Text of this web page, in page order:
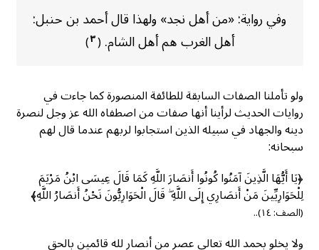
وفي رواية: «من أهل نجد» ولهذا قال أحمد بن حنبل:
أهل الغرب هم أهل الشام.(٣)
ولو تأملنا الصفات السابقة للطائفة المنصورة كما جاءت في
روايات الحديث لرأينا أنها صفات من اصطفاه الله عز وجل لنصرة
دينه والجهاد في سبيله الذين استجابوا لربهم عندما قال لهم
سبحانه:
﴿يَا أَيُّهَا الَّذِينَ آمَنُوا كُونُوا أَنصَارَ اللَّهِ كَمَا قَالَ عِيسَى ابْنُ مَرْيَمَ
لِلْحَوَارِيِّينَ مَنْ أَنصَارِي إِلَى اللَّهِ ۖ قَالَ الْحَوَارِيُّونَ نَحْنُ أَنصَارُ اللَّهِ﴾
(الصف: ١٤)..
ولا يخلو بحمد الله تعالى عصر من أنصارٍ لله قائمين بالحق